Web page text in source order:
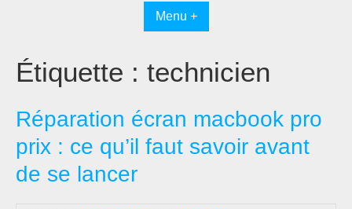
Menu +
Étiquette : technicien
Réparation écran macbook pro
prix : ce qu’il faut savoir avant
de se lancer